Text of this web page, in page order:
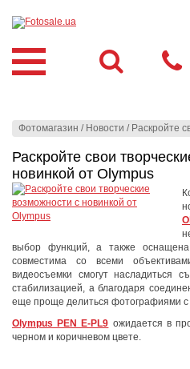
Фотомагазин / Новости / Раскройте свои
Раскройте свои
новинкой от Olympus
выбор функций, а также
совместима со всеми
видеосъемки смогут насладиться
стабилизацией, а благодаря
еще проще делиться фотографиями с
Olympus PEN E-PL9 ожидается в
черном и коричневом цвете.